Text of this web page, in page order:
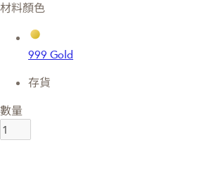
材料顏色
999 Gold
存貨
數量